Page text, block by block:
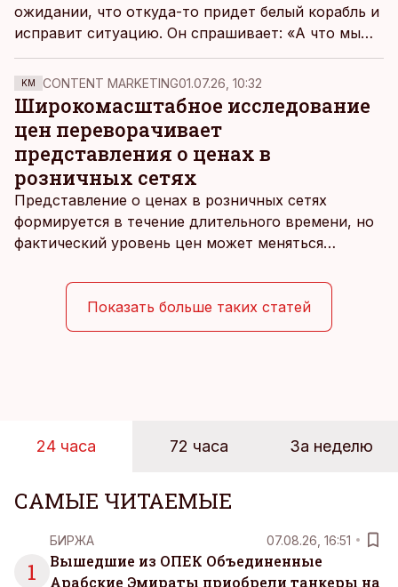
ожидании, что откуда-то придет белый корабль и
исправит ситуацию. Он спрашивает: «А что мы
сами можем сделать здесь следующим делом?» –
пишет тренер по управлению Райдо Кивикангур.
KM CONTENT MARKETING01.07.26, 10:32
Широкомасштабное исследование
цен переворачивает
представления о ценах в
розничных сетях
Представление о ценах в розничных сетях
формируется в течение длительного времени, но
фактический уровень цен может меняться
магазинов. Масштабное исследование цен,
проведенное в апреле, проливает свет на
реальную картину уровня цен в крупнейших
Показать больше таких статей
24 часа 72 часа За неделю
САМЫЕ ЧИТАЕМЫЕ
1
БИРЖА 07.08.26, 16:51
Вышедшие из ОПЕК Объединенные
Арабские Эмираты приобрели танкеры на